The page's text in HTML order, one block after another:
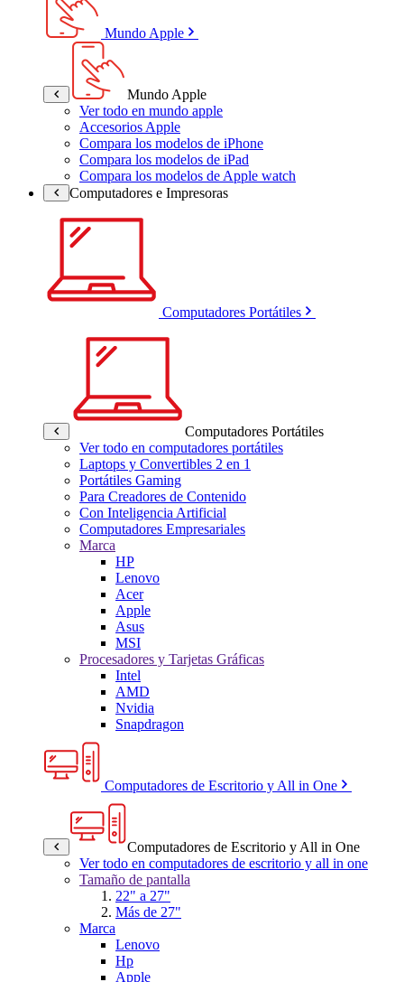
Mundo Apple
Mundo Apple
Ver todo en mundo apple
Accesorios Apple
Compara los modelos de iPhone
Compara los modelos de iPad
Compara los modelos de Apple watch
Computadores e Impresoras
Computadores Portátiles
Computadores Portátiles
Ver todo en computadores portátiles
Laptops y Convertibles 2 en 1
Portátiles Gaming
Para Creadores de Contenido
Con Inteligencia Artificial
Computadores Empresariales
Marca
HP
Lenovo
Acer
Apple
Asus
MSI
Procesadores y Tarjetas Gráficas
Intel
AMD
Nvidia
Snapdragon
Computadores de Escritorio y All in One
Computadores de Escritorio y All in One
Ver todo en computadores de escritorio y all in one
Tamaño de pantalla
22" a 27"
Más de 27"
Marca
Lenovo
Hp
Apple